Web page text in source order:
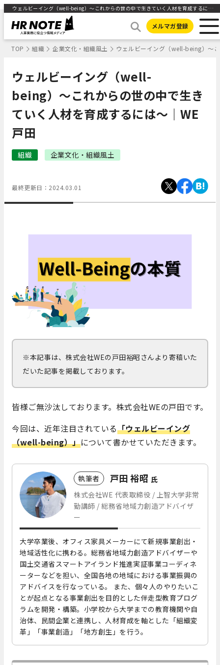
ウェルビーイング（well-being）〜これからの世の中で生きていく人材を育成するには〜｜WE戸田 ｜HR NOTE
メルマガ登録
TOP 組織 企業文化・組織風土 ウェルビーイング（well-being）〜
ウェルビーイング（well-
being）〜これからの世の中で生き
ていく人材を育成するには〜｜WE
戸田
組織 企業文化・組織風土
最終更新日： 2024.03.01
※本記事は、株式会社WEの戸田裕昭さんより寄稿いた
だいた記事を掲載しております。
皆様ご無沙汰しております。株式会社WEの戸田です。
今回は、近年注目されている「ウェルビーイング
（well-being）」について書かせていただきます。
執筆者 戸田 裕昭 氏
株式会社WE 代表取締役 / 上智大学非常
勤講師 / 総務省地域力創造アドバイザ
ー
大学卒業後、オフィス家具メーカーにて新規事業創出・
地域活性化に携わる。総務省地域力創造アドバイザーや
国土交通省スマートアイランド推進実証事業コーディネ
ーターなどを担い、全国各地の地域における事業振興の
アドバイスを行なっている。 また、個々人のやりたいこ
とが起点となる事業創出を目的とした伴走型教育プログ
ラムを開発・構築。小学校から大学までの教育機関や自
治体、民間企業と連携し、人材育成を軸とした「組織変
革」「事業創造」「地方創生」を行う。